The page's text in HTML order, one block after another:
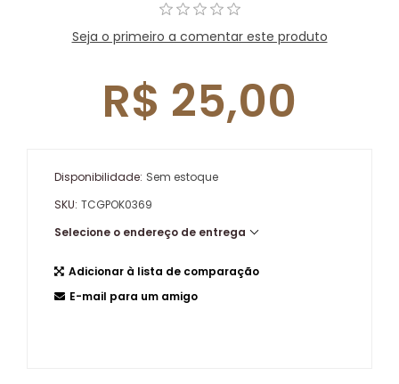
Seja o primeiro a comentar este produto
R$ 25,00
Disponibilidade: Sem estoque
SKU: TCGPOK0369
Selecione o endereço de entrega
Adicionar à lista de comparação
E-mail para um amigo